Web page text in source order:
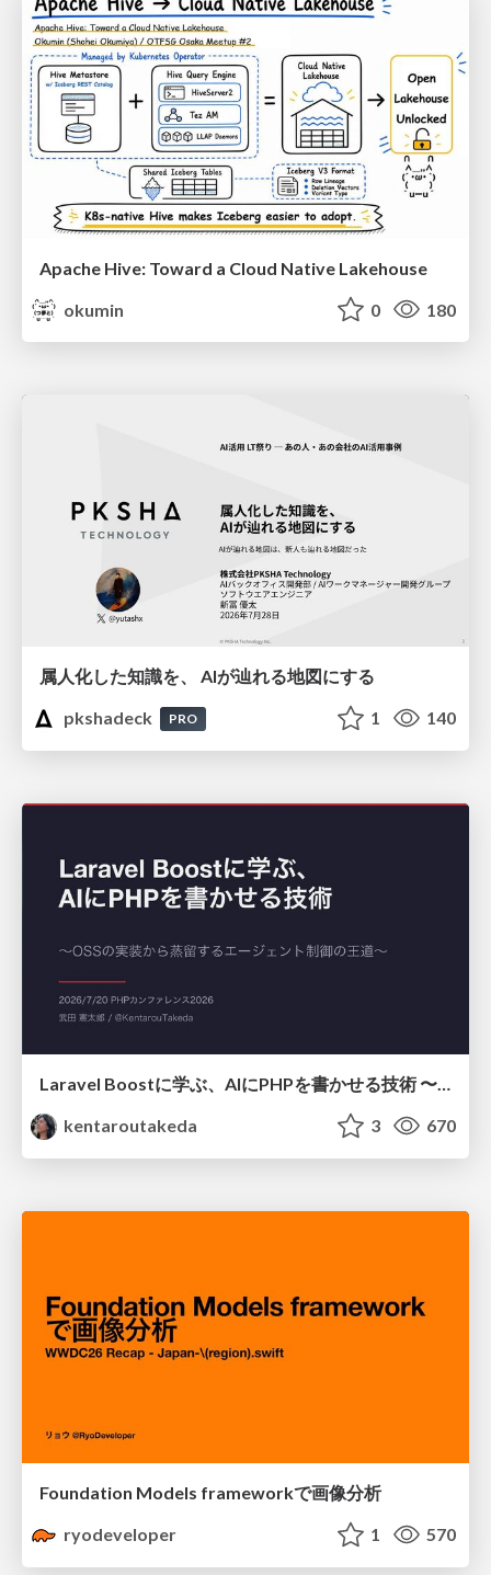
Apache Hive: Toward a Cloud Native Lakehouse
okumin
0 180
属人化した知識を、 AIが辿れる地図にする
pkshadeck
PRO 1 140
Laravel Boostに学ぶ、AIにPHPを書かせる技術 〜OSSの実装から蒸留するエージェント制御の王道〜
kentaroutakeda
3 670
Foundation Models frameworkで画像分析
ryodeveloper
1 570